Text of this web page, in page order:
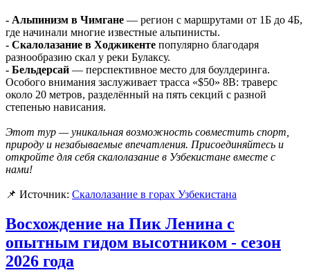
- Альпинизм в Чимгане — регион с маршрутами от 1Б до 4Б,
где начинали многие известные альпинисты.
- Скалолазание в Ходжикенте популярно благодаря
разнообразию скал у реки Булаксу.
- Бельдерсай — перспективное место для боулдеринга.
Особого внимания заслуживает трасса «$50» 8B: траверс
около 20 метров, разделённый на пять секций с разной
степенью нависания.
Этот тур — уникальная возможность совместить спорт,
природу и незабываемые впечатления. Присоединяйтесь и
откройте для себя скалолазание в Узбекистане вместе с
нами!
📌 Источник: Скалолазание в горах Узбекистана
Восхождение на Пик Ленина с
опытным гидом высотником - сезон
2026 года